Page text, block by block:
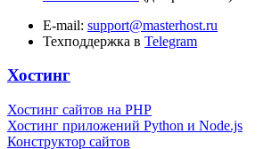
E-mail: support@masterhost.ru
Техподдержка в Telegram
Хостинг
Хостинг сайтов на PHP
Хостинг приложений Python и Node.js
Конструктор сайтов